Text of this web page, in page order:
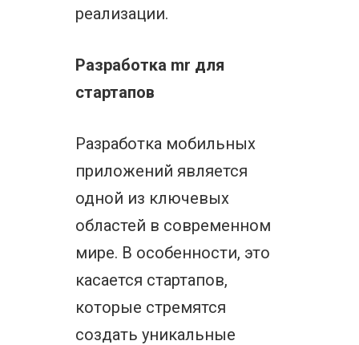
реализации.
Разработка mr для
стартапов
Разработка мобильных
приложений является
одной из ключевых
областей в современном
мире. В особенности, это
касается стартапов,
которые стремятся
создать уникальные